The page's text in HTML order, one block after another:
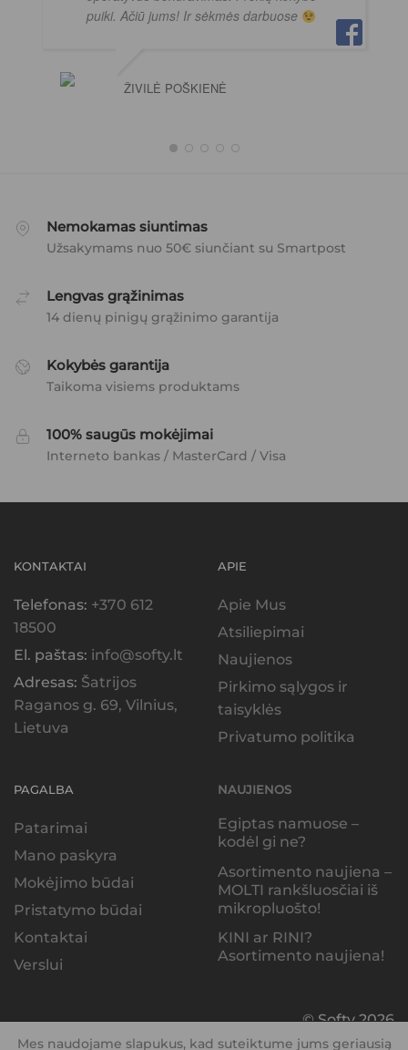
puiki. Ačiū jums! Ir sėkmės darbuose
ŽIVILĖ POŠKIENĖ
Nemokamas siuntimas
Užsakymams nuo 50€ siunčiant su Smartpost
Lengvas grąžinimas
14 dienų pinigų grąžinimo garantija
Kokybės garantija
Taikoma visiems produktams
100% saugūs mokėjimai
Interneto bankas / MasterCard / Visa
KONTAKTAI
Telefonas: +370 612
18500
El. paštas: info@softy.lt
Adresas: Šatrijos
Raganos g. 69, Vilnius,
Lietuva
APIE
Apie Mus
Atsiliepimai
Naujienos
Pirkimo sąlygos ir
taisyklės
Privatumo politika
PAGALBA
Patarimai
Mano paskyra
Mokėjimo būdai
Pristatymo būdai
Kontaktai
Verslui
NAUJIENOS
Egiptas namuose –
kodėl gi ne?
Asortimento naujiena –
MOLTI rankšluosčiai iš
mikropluošto!
KINI ar RINI?
Asortimento naujiena!
© Softy 2026
Mes naudojame slapukus, kad suteiktume jums geriausią